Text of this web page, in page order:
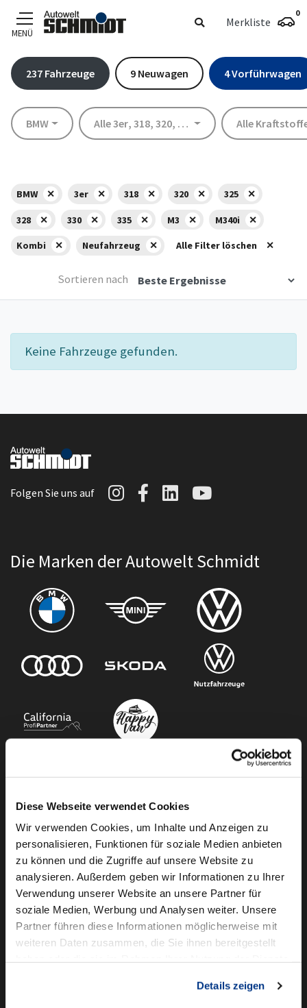
Diese Webseite verwendet Cookies
Wir verwenden Cookies, um Inhalte und Anzeigen zu
personalisieren, Funktionen für soziale Medien anbieten
zu können und die Zugriffe auf unsere Website zu
analysieren. Außerdem geben wir Informationen zu Ihrer
Verwendung unserer Website an unsere Partner für
soziale Medien, Werbung und Analysen weiter. Unsere
Partner führen diese Informationen möglicherweise mit
weiteren Daten zusammen, die Sie ihnen bereitgestellt
Details zeigen
MENÜ
Merkliste
0
237 Fahrzeuge 9 Neuwagen 4Vorführwagen
MarkeBMW ModellAlle 3er, 318, 320, 325 ,328, 330,335,M3,
Kraftstoff
Alle
BMW 3er 318 320 325
328 330 335 M3 M340i
Kombi Neufahrzeug Alle Filter löschen
Sortieren nach
Keine Fahrzeuge gefunden.
Folgen Sie uns auf Autowelt Schmidt auf
Autowelt Schmidt
AutoweltAutowelt
Die Marken der Autowelt Schmidt
Newsletter Anmeldung
Neuwagen
Gebrauchtwagen
Audi Gebrauchtwagen :plus
Camper mieten
Kundenservice
Online-Terminbuchung